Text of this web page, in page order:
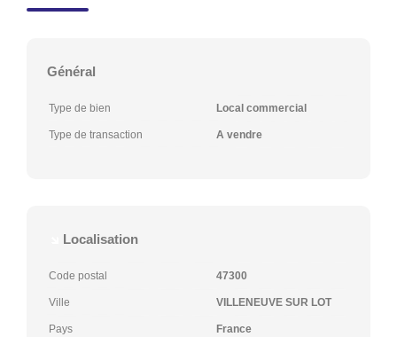
Général
Type de bien Local commercial
Type de transaction A vendre
Localisation
Code postal 47300
Ville VILLENEUVE SUR LOT
Pays France